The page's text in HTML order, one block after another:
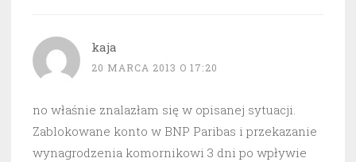
kaja
20 MARCA 2013 O 17:20
no właśnie znalazłam się w opisanej sytuacji.
Zablokowane konto w BNP Paribas i przekazanie
wynagrodzenia komornikowi 3 dni po wpływie